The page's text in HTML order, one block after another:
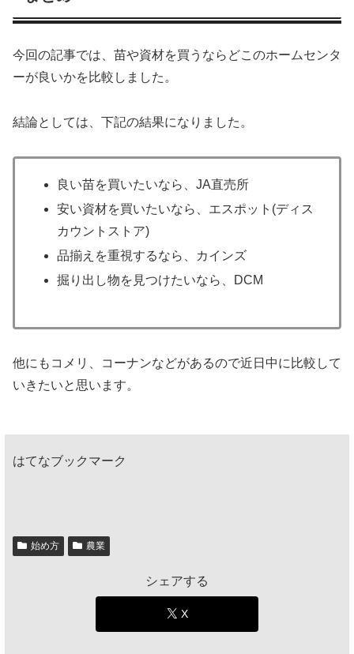
今回の記事では、苗や資材を買うならどこのホームセンタ
ーが良いかを比較しました。
結論としては、下記の結果になりました。
良い苗を買いたいなら、JA直売所
安い資材を買いたいなら、エスポット(ディス
カウントストア)
品揃えを重視するなら、カインズ
掘り出し物を見つけたいなら、DCM
他にもコメリ、コーナンなどがあるので近日中に比較して
いきたいと思います。
はてなブックマーク
始め方 農業
シェアする
X